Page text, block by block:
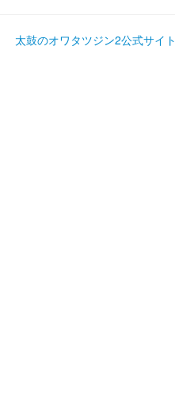
太鼓のオワタツジン2公式サイト